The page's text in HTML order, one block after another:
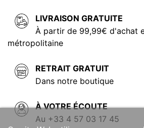
LIVRAISON GRATUITE
À partir de 99,99€ d'achat
métropolitaine
RETRAIT GRATUIT
Dans notre boutique
À VOTRE ÉCOUTE
Au +33 4 57 03 17 45